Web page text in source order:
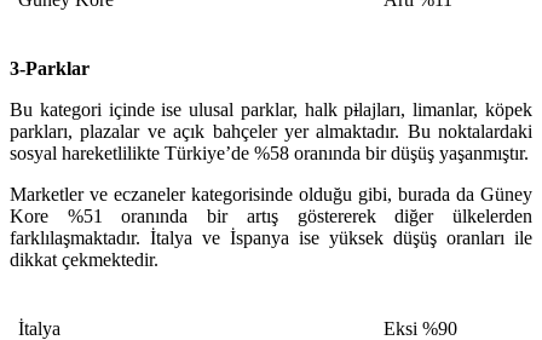
3-Parklar
Bu kategori içinde ise ulusal parklar, halk pilajları, limanlar, köpek
parkları, plazalar ve açık bahçeler yer almaktadır. Bu noktalardaki
sosyal hareketlilikte Türkiye’de %58 oranında bir düşüş yaşanmıştır.
Marketler ve eczaneler kategorisinde olduğu gibi, burada da Güney
Kore %51 oranında bir artış göstererek diğer ülkelerden
farklılaşmaktadır. İtalya ve İspanya ise yüksek düşüş oranları ile
dikkat çekmektedir.
İtalya Eksi %90